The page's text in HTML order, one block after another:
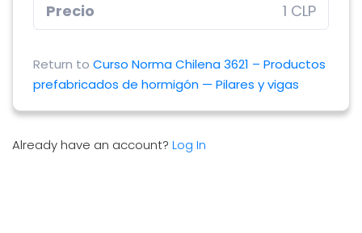
Precio 1 CLP
Return to Curso Norma Chilena 3621 – Productos
prefabricados de hormigón — Pilares y vigas
Already have an account? Log In